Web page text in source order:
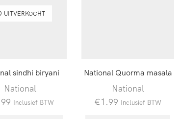
UITVERKOCHT
sindhi biryani
National
Inclusief BTW
National Quorma masala
National
€1.99 Inclusief BTW